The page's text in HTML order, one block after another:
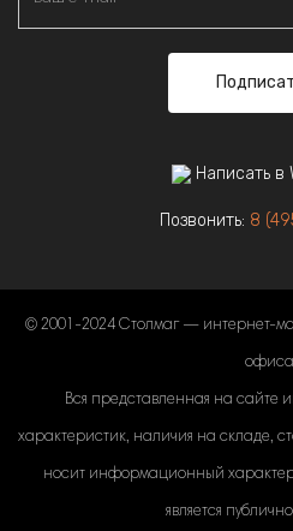
Написать в
Позвонить: 8
© 2001-2024 Столмаг — интернет-
офиса
Вся представленная на
характеристик, наличия на складе,
носит информационный
является